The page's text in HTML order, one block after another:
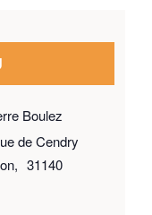
Boulez
de Cendry
, 31140